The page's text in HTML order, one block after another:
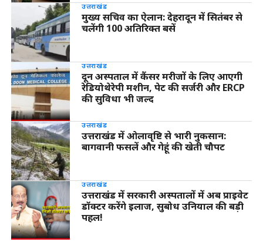
उत्तराखंड
मुख्य सचिव का ऐलान: देहरादून में सितंबर से
चलेंगी 100 अतिरिक्त बसें
उत्तराखंड
दून अस्पताल में कैंसर मरीजों के लिए आएगी
रेडियोथेरेपी मशीन, पेट की सर्जरी और ERCP
की सुविधा भी जल्द
उत्तराखंड
उत्तराखंड में ओलावृष्टि से भारी नुकसान:
बागवानी फसलें और गेहूं की खेती चौपट
उत्तराखंड
उत्तराखंड में सरकारी अस्पतालों में अब प्राइवेट
डॉक्टर करेंगे इलाज, सुबोध उनियाल की बड़ी
पहल!